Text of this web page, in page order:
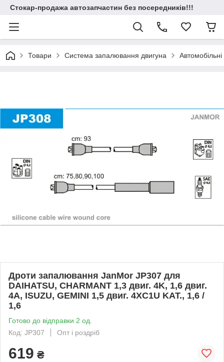
Стокар-продажа автозапчастин без посередників!!!
Товари Система запалювання двигуна
Дроти запалювання JanMor JP307 для
DAIHATSU, CHARMANT 1,3 двиг. 4K, 1,6 двиг.
4A, ISUZU, GEMINI 1,5 двиг. 4XC1U KAT., 1,6 /
1,6
Готово до відправки 2 од.
Код: JP307
Опт і роздріб
619 ₴